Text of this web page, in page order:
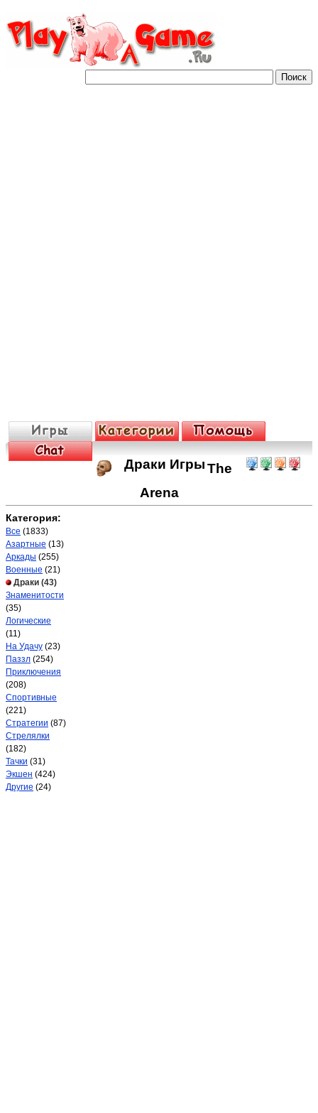
Драки ИгрыThe
Arena
Категория:
Все (1833)
Азартные (13)
Аркады (255)
Военные (21)
Драки (43)
Знаменитости
(35)
Логические
(11)
На Удачу (23)
Паззл (254)
Приключения
(208)
Спортивные
(221)
Стратегии (87)
Стрелялки
(182)
Тачки (31)
Экшен (424)
Другие (24)